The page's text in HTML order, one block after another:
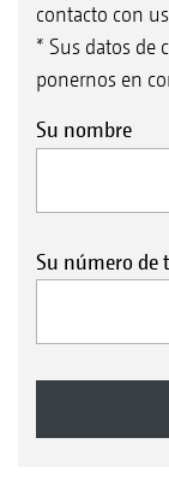
contacto con
* Sus datos de
ponernos en
Su nombre
Su número de